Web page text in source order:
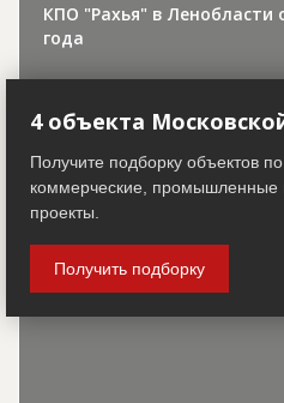
КПО "Рахья" в Ленобласти
года
30.07.2026
4 объекта
Получите подборку объектов
коммерческие, промышленные
проекты.
Получить подборку